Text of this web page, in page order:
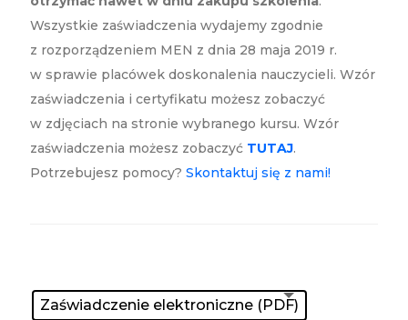
Wszystkie zaświadczenia wydajemy zgodnie
z rozporządzeniem MEN z dnia 28 maja 2019 r.
w sprawie placówek doskonalenia nauczycieli. Wzór
zaświadczenia i certyfikatu możesz zobaczyć
w zdjęciach na stronie wybranego kursu. Wzór
zaświadczenia możesz zobaczyć TUTAJ.
Potrzebujesz pomocy? Skontaktuj się z nami!
Zaświadczenie elektroniczne (PDF)